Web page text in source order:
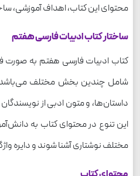
محتوای این کتاب، اهداف آموزشی،
ساختار کتاب ادبیات فارسی هفتم
کتاب ادبیات فارسی هفتم به
شامل چندین بخش مختلف می‌باشد.
داستان‌ها، و متون ادبی از
این تنوع در محتوای کتاب به
مختلف نوشتاری آشنا شوند و دایره